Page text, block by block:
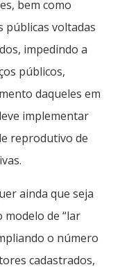
bem como
públicas voltadas
impedindo a
públicos,
daqueles em
implementar
reprodutivo de
ainda que seja
de “lar
o número
cadastrados,